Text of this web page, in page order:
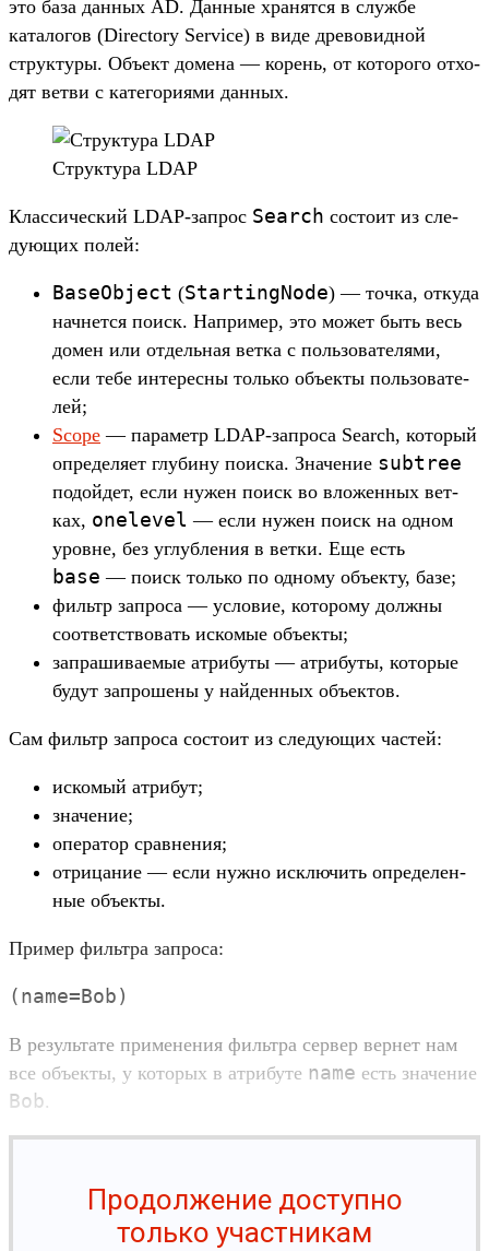
это база дан­ных AD. Дан­ные хра­нят­ся в служ­бе
катало­гов (Directory Service) в виде дре­вовид­ной
струк­туры. Объ­ект домена — корень, от которо­го отхо­
дят вет­ви с катего­риями дан­ных.
Струк­тура LDAP
Клас­сичес­кий LDAP-зап­рос Search сос­тоит из сле­
дующих полей:
BaseObject (StartingNode) — точ­ка, отку­да
нач­нется поиск. Нап­ример, это может быть весь
домен или отдель­ная вет­ка с поль­зовате­лями,
если тебе инте­рес­ны толь­ко объ­екты поль­зовате­
лей;
Scope — параметр LDAP-зап­роса Search, который
опре­деля­ет глу­бину поис­ка. Зна­чение subtree
подой­дет, если нужен поиск во вло­жен­ных вет­
ках, onelevel — если нужен поиск на одном
уров­не, без углубле­ния в вет­ки. Еще есть
base — поиск толь­ко по одно­му объ­екту, базе;
филь­тр зап­роса — усло­вие, которо­му дол­жны
соот­ветс­тво­вать иско­мые объ­екты;
зап­рашива­емые атри­буты — атри­буты, которые
будут зап­рошены у най­ден­ных объ­ектов.
Сам филь­тр зап­роса сос­тоит из сле­дующих час­тей:
ис­комый атри­бут;
зна­чение;
опе­ратор срав­нения;
от­рицание — если нуж­но исклю­чить опре­делен­
ные объ­екты.
При­мер филь­тра зап­роса:
(name=Bob)
В резуль­тате при­мене­ния филь­тра сер­вер вер­нет нам
все объ­екты, у которых в атри­буте name есть зна­чение
Bob.
Продолжение доступно
только участникам